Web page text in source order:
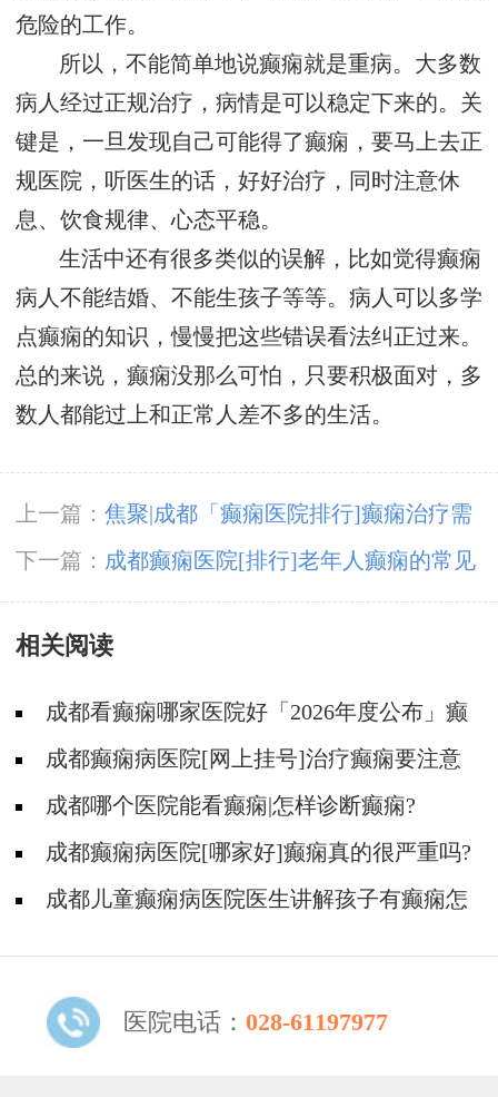
危险的工作。
所以，不能简单地说癫痫就是重病。大多数
病人经过正规治疗，病情是可以稳定下来的。关
键是，一旦发现自己可能得了癫痫，要马上去正
规医院，听医生的话，好好治疗，同时注意休
息、饮食规律、心态平稳。
生活中还有很多类似的误解，比如觉得癫痫
病人不能结婚、不能生孩子等等。病人可以多学
点癫痫的知识，慢慢把这些错误看法纠正过来。
总的来说，癫痫没那么可怕，只要积极面对，多
数人都能过上和正常人差不多的生活。
上一篇： 焦聚|成都「癫痫医院排行]癫痫治疗需
注意什么?
下一篇： 成都癫痫医院[排行]老年人癫痫的常见
原因是什么?
相关阅读
成都看癫痫哪家医院好「2026年度公布」癫
痫病人适合参加哪些体育活动?
成都癫痫病医院[网上挂号]治疗癫痫要注意
什么?成都哪个医院能看癫痫|怎样诊断癫痫?
成都癫痫病医院[哪家好]癫痫真的很严重吗?
成都儿童癫痫病医院医生讲解孩子有癫痫怎
医院电话： 028-61197977